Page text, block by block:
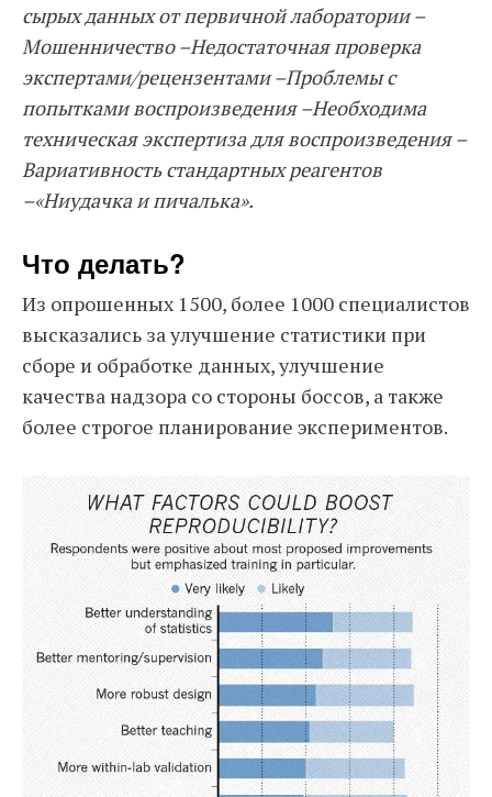
сырых данных от первичной лаборатории –
Мошенничество –Недостаточная проверка
экспертами/рецензентами –Проблемы с
попытками воспроизведения –Необходима
техническая экспертиза для воспроизведения –
Вариативность стандартных реагентов
–«Ниудачка и пичалька».
Что делать?
Из опрошенных 1500, более 1000 специалистов
высказались за улучшение статистики при
сборе и обработке данных, улучшение
качества надзора со стороны боссов, а также
более строгое планирование экспериментов.